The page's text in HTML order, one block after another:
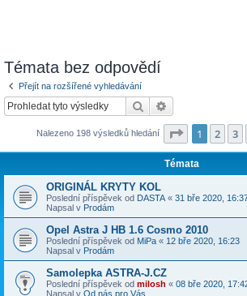
Témata bez odpovědí
Přejít na rozšířené vyhledávání
Hledat
Nalezeno 198 výsledků hledání Stránka z
1 2 3
Témata
ORIGINÁL KRYTY KOL
Poslední příspěvek od DASTA « 31 bře 2020,
Napsal v Prodám
Opel Astra J HB 1.6 Cosmo 2010
Poslední příspěvek od MiPa « 12 bře 2020, 16:23
Napsal v Prodám
Samolepka ASTRA-J.CZ
Poslední příspěvek od milosh « 08 bře 2020,
Napsal v Od nás pro Vás